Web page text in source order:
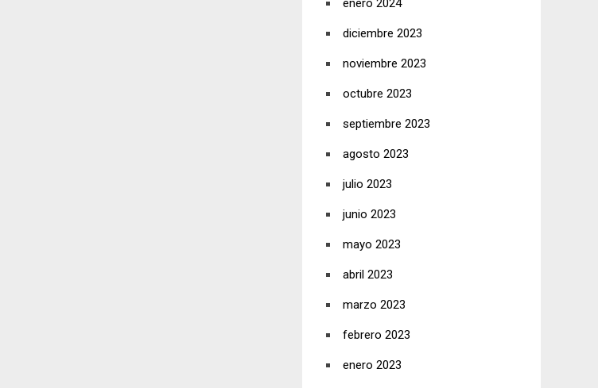
enero 2024
diciembre 2023
noviembre 2023
octubre 2023
septiembre 2023
agosto 2023
julio 2023
junio 2023
mayo 2023
abril 2023
marzo 2023
febrero 2023
enero 2023